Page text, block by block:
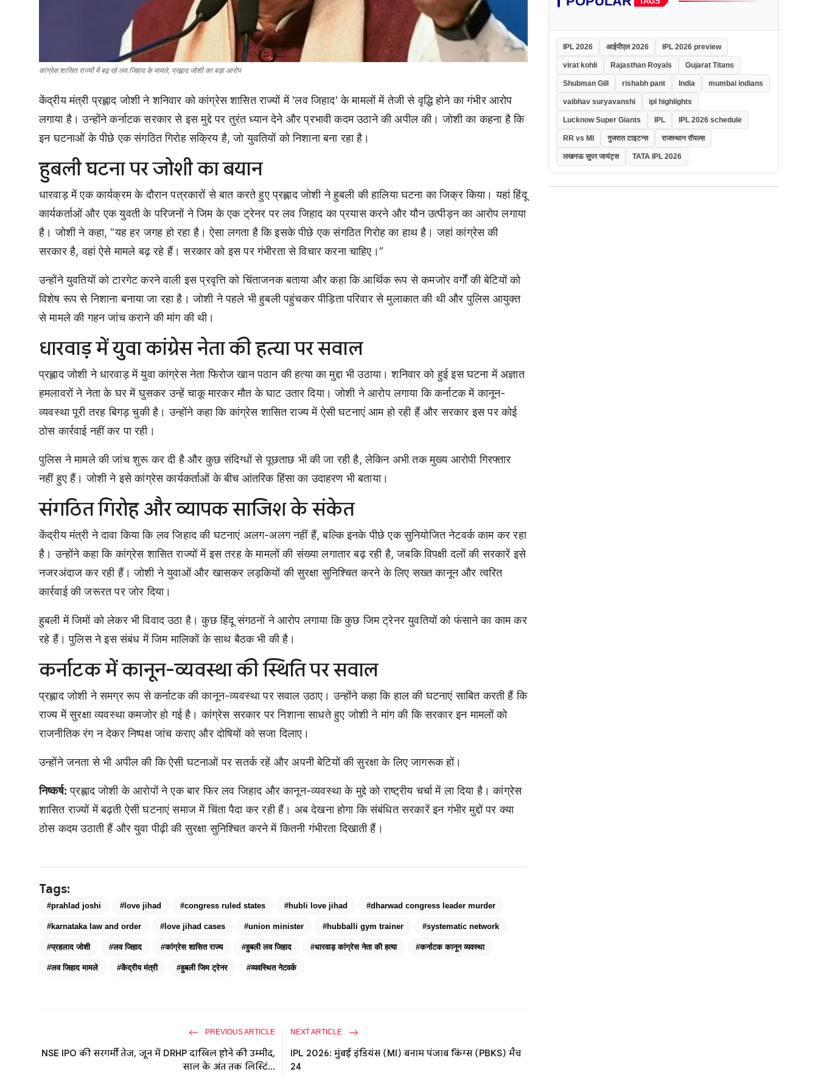
कांग्रेस शासित राज्यों में बढ़ रहे लव जिहाद के मामले, प्रह्लाद जोशी का बड़ा आरोप
केंद्रीय मंत्री प्रह्लाद जोशी ने शनिवार को कांग्रेस शासित राज्यों में 'लव जिहाद' के मामलों में तेजी से वृद्धि होने का गंभीर आरोप
लगाया है। उन्होंने कर्नाटक सरकार से इस मुद्दे पर तुरंत ध्यान देने और प्रभावी कदम उठाने की अपील की। जोशी का कहना है कि
इन घटनाओं के पीछे एक संगठित गिरोह सक्रिय है, जो युवतियों को निशाना बना रहा है।
हुबली घटना पर जोशी का बयान
धारवाड़ में एक कार्यक्रम के दौरान पत्रकारों से बात करते हुए प्रह्लाद जोशी ने हुबली की हालिया घटना का जिक्र किया। यहां हिंदू
कार्यकर्ताओं और एक युवती के परिजनों ने जिम के एक ट्रेनर पर लव जिहाद का प्रयास करने और यौन उत्पीड़न का आरोप लगाया
है। जोशी ने कहा, “यह हर जगह हो रहा है। ऐसा लगता है कि इसके पीछे एक संगठित गिरोह का हाथ है। जहां कांग्रेस की
सरकार है, वहां ऐसे मामले बढ़ रहे हैं। सरकार को इस पर गंभीरता से विचार करना चाहिए।”
उन्होंने युवतियों को टारगेट करने वाली इस प्रवृत्ति को चिंताजनक बताया और कहा कि आर्थिक रूप से कमजोर वर्गों की बेटियों को
विशेष रूप से निशाना बनाया जा रहा है। जोशी ने पहले भी हुबली पहुंचकर पीड़िता परिवार से मुलाकात की थी और पुलिस आयुक्त
से मामले की गहन जांच कराने की मांग की थी।
धारवाड़ में युवा कांग्रेस नेता की हत्या पर सवाल
प्रह्लाद जोशी ने धारवाड़ में युवा कांग्रेस नेता फिरोज खान पठान की हत्या का मुद्दा भी उठाया। शनिवार को हुई इस घटना में अज्ञात
हमलावरों ने नेता के घर में घुसकर उन्हें चाकू मारकर मौत के घाट उतार दिया। जोशी ने आरोप लगाया कि कर्नाटक में कानून-
व्यवस्था पूरी तरह बिगड़ चुकी है। उन्होंने कहा कि कांग्रेस शासित राज्य में ऐसी घटनाएं आम हो रही हैं और सरकार इस पर कोई
ठोस कार्रवाई नहीं कर पा रही।
पुलिस ने मामले की जांच शुरू कर दी है और कुछ संदिग्धों से पूछताछ भी की जा रही है, लेकिन अभी तक मुख्य आरोपी गिरफ्तार
नहीं हुए हैं। जोशी ने इसे कांग्रेस कार्यकर्ताओं के बीच आंतरिक हिंसा का उदाहरण भी बताया।
संगठित गिरोह और व्यापक साजिश के संकेत
केंद्रीय मंत्री ने दावा किया कि लव जिहाद की घटनाएं अलग-अलग नहीं हैं, बल्कि इनके पीछे एक सुनियोजित नेटवर्क काम कर रहा
है। उन्होंने कहा कि कांग्रेस शासित राज्यों में इस तरह के मामलों की संख्या लगातार बढ़ रही है, जबकि विपक्षी दलों की सरकारें इसे
नजरअंदाज कर रही हैं। जोशी ने युवाओं और खासकर लड़कियों की सुरक्षा सुनिश्चित करने के लिए सख्त कानून और त्वरित
कार्रवाई की जरूरत पर जोर दिया।
हुबली में जिमों को लेकर भी विवाद उठा है। कुछ हिंदू संगठनों ने आरोप लगाया कि कुछ जिम ट्रेनर युवतियों को फंसाने का काम कर
रहे हैं। पुलिस ने इस संबंध में जिम मालिकों के साथ बैठक भी की है।
कर्नाटक में कानून-व्यवस्था की स्थिति पर सवाल
प्रह्लाद जोशी ने समग्र रूप से कर्नाटक की कानून-व्यवस्था पर सवाल उठाए। उन्होंने कहा कि हाल की घटनाएं साबित करती हैं कि
राज्य में सुरक्षा व्यवस्था कमजोर हो गई है। कांग्रेस सरकार पर निशाना साधते हुए जोशी ने मांग की कि सरकार इन मामलों को
राजनीतिक रंग न देकर निष्पक्ष जांच कराए और दोषियों को सजा दिलाए।
उन्होंने जनता से भी अपील की कि ऐसी घटनाओं पर सतर्क रहें और अपनी बेटियों की सुरक्षा के लिए जागरूक हों।
निष्कर्ष:प्रह्लाद जोशी के आरोपों ने एक बार फिर लव जिहाद और कानून-व्यवस्था के मुद्दे को राष्ट्रीय चर्चा में ला दिया है। कांग्रेस
शासित राज्यों में बढ़ती ऐसी घटनाएं समाज में चिंता पैदा कर रही हैं। अब देखना होगा कि संबंधित सरकारें इन गंभीर मुद्दों पर क्या
ठोस कदम उठाती हैं और युवा पीढ़ी की सुरक्षा सुनिश्चित करने में कितनी गंभीरता दिखाती हैं।
Tags:
#prahlad joshi #love jihad #congress ruled states #hubli love jihad #dharwad congress leader murder
#karnataka law and order #love jihad cases #union minister #hubballi gym trainer #systematic network
#प्रहलाद जोशी #लव जिहाद #कांग्रेस शासित राज्य #हुबली लव जिहाद #धारवाड़ कांग्रेस नेता की हत्या #कर्नाटक कानून व्यवस्था
#लव जिहाद मामले #केंद्रीय मंत्री #हुबली जिम ट्रेनर #व्यवस्थित नेटवर्क
PREVIOUS ARTICLE
NSE IPO की सरगर्मी तेज, जून में DRHP दाखिल होने की उम्मीद,
साल के अंत तक लिस्टिं...
NEXT ARTICLE
IPL 2026: मुंबई इंडियंस (MI) बनाम पंजाब किंग्स (PBKS) मैच
24
IPL 2026 आईपीएल 2026 IPL 2026 preview
virat kohli Rajasthan Royals Gujarat Titans
Shubman Gill rishabh pant India mumbai indians
vaibhav suryavanshi ipl highlights
Lucknow Super Giants IPL IPL 2026 schedule
RR vs MI गुजरात टाइटन्स राजस्थान रॉयल्स
लखनऊ सुपर जायंट्स TATA IPL 2026